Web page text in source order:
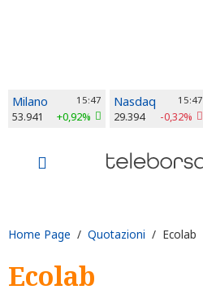
Milano 15:47
53.941 +0,92%
Nasdaq 15:47
29.394 -0,32%
Home Page / Quotazioni / Ecolab
Ecolab